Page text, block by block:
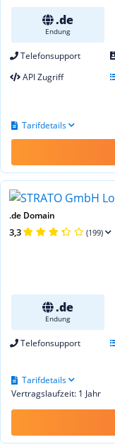
.de
Endung
Telefonsupport
API Zugriff
Tarifdetails
.de Domain
3,3 (199)
.de
Endung
Telefonsupport
Vertragslaufzeit: 1 Jahr
Tarifdetails